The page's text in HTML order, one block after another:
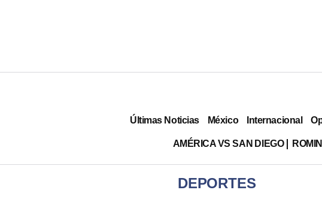
Últimas Noticias México Internacional
AMÉRICA VS SAN DIEGO
DEPORTES